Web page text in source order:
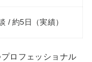
/ 約5日（実績）
ロフェッショナル